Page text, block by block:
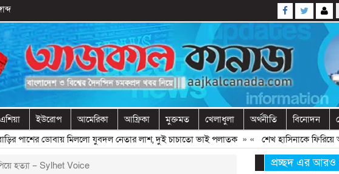
এশিয়া ইউরোপ আমেরিকা আফ্রিকা মুক্তমত খেলাধুলা অর্থনীতি বিনোদন
পাশের ডোবায় মিললো যুবদল নেতার লাশ, দুই চাচাতো ভাই পলাতক» «শেখ হাসিনাকে ফিরিয়ে
হত্যা – Sylhet Voice প্রচ্ছদ এর